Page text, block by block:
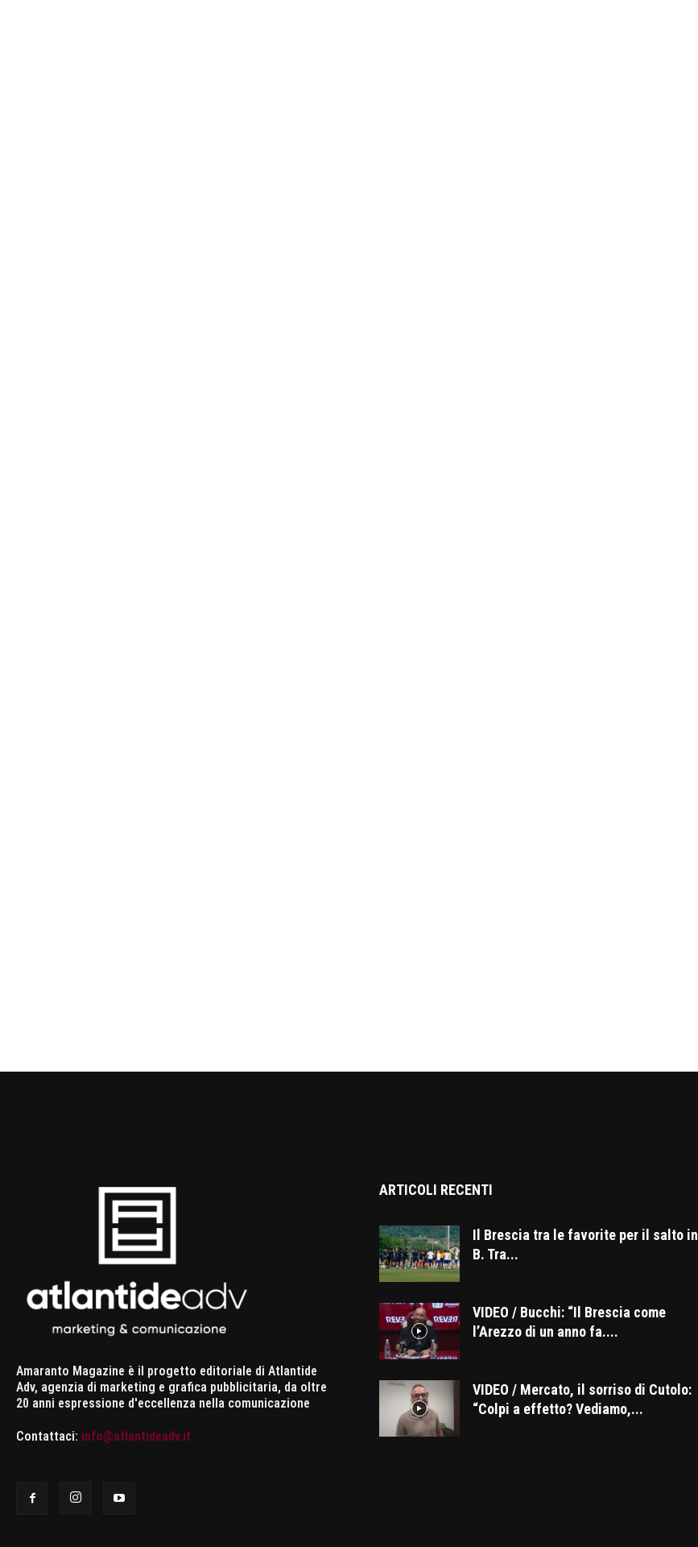
Amaranto Magazine è il progetto editoriale di Atlantide
Adv, agenzia di marketing e grafica pubblicitaria, da oltre
20 anni espressione d'eccellenza nella comunicazione
Contattaci: info@atlantideadv.it
ARTICOLI RECENTI
Il Brescia tra le favorite per il salto in
B. Tra...
VIDEO / Bucchi: “Il Brescia come
l’Arezzo di un anno fa....
VIDEO / Mercato, il sorriso di Cutolo:
“Colpi a effetto? Vediamo,...